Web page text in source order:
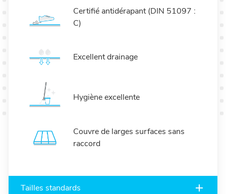
Certifié antidérapant (DIN 51097 :
C)
Excellent drainage
Hygiène excellente
Couvre de larges surfaces sans
raccord
Tailles standards